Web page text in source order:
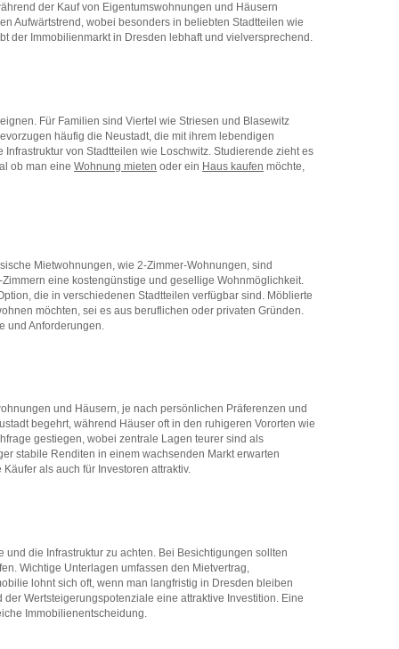
der Kauf von Eigentumswohnungen und Häusern
Aufwärtstrend, wobei besonders in beliebten Stadtteilen wie
der Immobilienmarkt in Dresden lebhaft und vielversprechend.
Für Familien sind Viertel wie Striesen und Blasewitz
häufig die Neustadt, die mit ihrem lebendigen
von Stadtteilen wie Loschwitz. Studierende zieht es
ob man eine Wohnung mieten oder ein Haus kaufen möchte,
Mietwohnungen, wie 2-Zimmer-Wohnungen, sind
eine kostengünstige und gesellige Wohnmöglichkeit.
die in verschiedenen Stadtteilen verfügbar sind. Möblierte
möchten, sei es aus beruflichen oder privaten Gründen.
und Anforderungen.
und Häusern, je nach persönlichen Präferenzen und
begehrt, während Häuser oft in den ruhigeren Vororten wie
gestiegen, wobei zentrale Lagen teurer sind als
stabile Renditen in einem wachsenden Markt erwarten
als auch für Investoren attraktiv.
die Infrastruktur zu achten. Bei Besichtigungen sollten
Wichtige Unterlagen umfassen den Mietvertrag,
lohnt sich oft, wenn man langfristig in Dresden bleiben
Wertsteigerungspotenziale eine attraktive Investition. Eine
Immobilienentscheidung.